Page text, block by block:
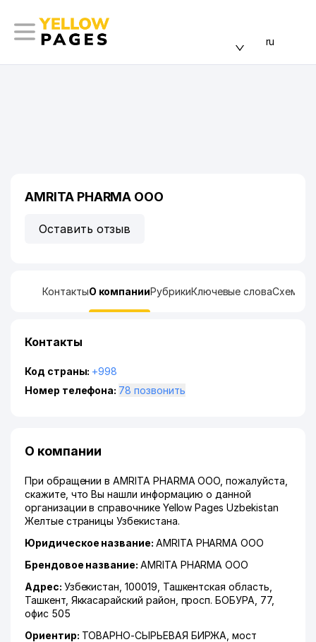
ru
AMRITA PHARMA ООО
Оставить отзыв
КонтактыО компанииРубрикиКлючевые словаСхема
Контакты
Код страны: +998
Номер телефона:
78 позвонить
О компании
При обращении в AMRITA PHARMA ООО, пожалуйста,
скажите, что Вы нашли информацию о данной
организации в справочнике Yellow Pages Uzbekistan
Желтые страницы Узбекистана.
Юридическое название: AMRITA PHARMA ООО
Брендовое название: AMRITA PHARMA ООО
Адрес: Узбекистан, 100019, Ташкентская область
Ташкент, Яккасарайский район просп. БОБУРА , 77,
офис 505
Ориентир: ТОВАРНО-СЫРЬЕВАЯ БИРЖА, мост